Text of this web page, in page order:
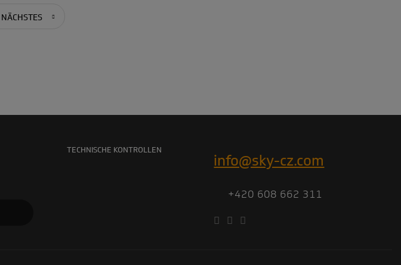
NÄCHSTES
TECHNISCHE KONTROLLEN
info@sky-cz.com
+420 608 662 311